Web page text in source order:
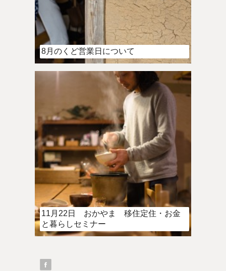
8月のくど営業日について
11月22日 おかやま 移住定住・お金
と暮らしセミナー